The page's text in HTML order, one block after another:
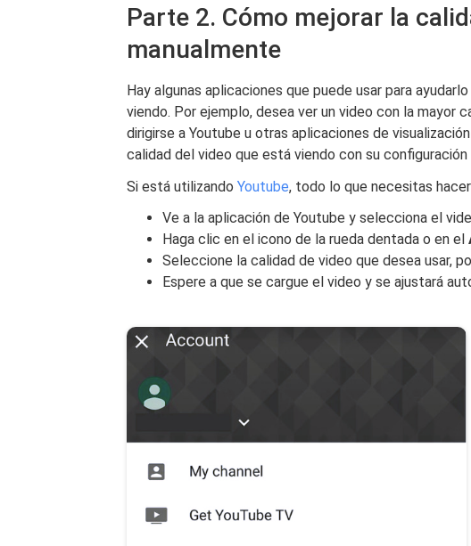
Parte 2. Cómo mejorar la
manualmente
Hay algunas aplicaciones que puede usar para
viendo. Por ejemplo, desea ver un video con la mayor
dirigirse a Youtube u otras aplicaciones de
calidad del video que está viendo con su configuración
Si está utilizando Youtube, todo lo que necesitas
Ve a la aplicación de Youtube y selecciona el
Haga clic en el icono de la rueda dentada o en el
Seleccione la calidad de video que desea usar,
Espere a que se cargue el video y se ajustará